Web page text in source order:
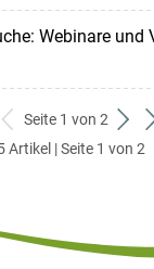
Webinare und
zurück
zum
Seite 1 von 2
zum
Artikel | Seite 1 von 2